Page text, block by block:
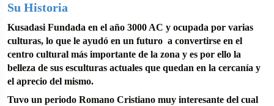
Su Historia
Kusadasi Fundada en el año 3000 AC y ocupada por varias
culturas, lo que le ayudó en un futuro a convertirse en el
centro cultural más importante de la zona y es por ello la
belleza de sus esculturas actuales que quedan en la cercanía y
el aprecio del mismo.
Tuvo un periodo Romano Cristiano muy interesante del cual